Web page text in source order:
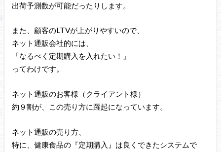
出荷予測数が可能だったりします。
また、顧客のLTVが上がりやすいので、
ネット通販会社的には、
「なるべく定期購入を入れたい！」
ってわけです。
ネット通販のお客様（クライアント様）
約９割が、この売り方に躍起になっています。
ネット通販の売り方、
特に、健康食品の『定期購入』は良くできたシステムで